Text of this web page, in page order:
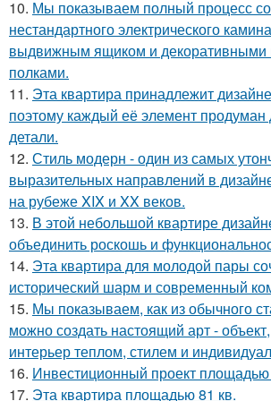
10. Мы показываем полный процесс
нестандартного электрического
выдвижным ящиком и
полками.
11. Эта квартира принадлежит
поэтому каждый её элемент
детали.
12. Стиль модерн - один из самых
выразительных направлений в
на рубеже XIX и XX веков.
13. В этой небольшой квартире
объединить роскошь и
14. Эта квартира для молодой пары
исторический шарм и современный
15. Мы показываем, как из обычного
можно создать настоящий арт -
интерьер теплом, стилем и
16. Инвестиционный проект площадью
17. Эта квартира площадью 81 кв.